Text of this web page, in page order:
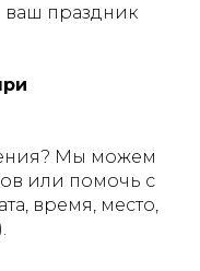
ваш праздник
Мы можем
или помочь с
время, место,